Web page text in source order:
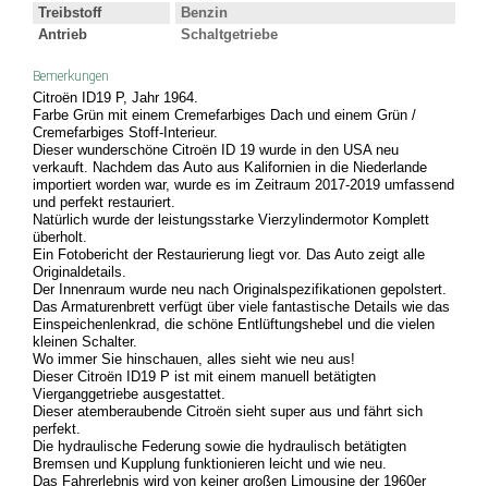
Treibstoff
Benzin
Antrieb
Schaltgetriebe
Bemerkungen
Citroën ID19 P, Jahr 1964.
Farbe Grün mit einem Cremefarbiges Dach und einem Grün /
Cremefarbiges Stoff-Interieur.
Dieser wunderschöne Citroën ID 19 wurde in den USA neu
verkauft. Nachdem das Auto aus Kalifornien in die Niederlande
importiert worden war, wurde es im Zeitraum 2017-2019 umfassend
und perfekt restauriert.
Natürlich wurde der leistungsstarke Vierzylindermotor Komplett
überholt.
Ein Fotobericht der Restaurierung liegt vor. Das Auto zeigt alle
Originaldetails.
Der Innenraum wurde neu nach Originalspezifikationen gepolstert.
Das Armaturenbrett verfügt über viele fantastische Details wie das
Einspeichenlenkrad, die schöne Entlüftungshebel und die vielen
kleinen Schalter.
Wo immer Sie hinschauen, alles sieht wie neu aus!
Dieser Citroën ID19 P ist mit einem manuell betätigten
Vierganggetriebe ausgestattet.
Dieser atemberaubende Citroën sieht super aus und fährt sich
perfekt.
Die hydraulische Federung sowie die hydraulisch betätigten
Bremsen und Kupplung funktionieren leicht und wie neu.
Das Fahrerlebnis wird von keiner großen Limousine der 1960er